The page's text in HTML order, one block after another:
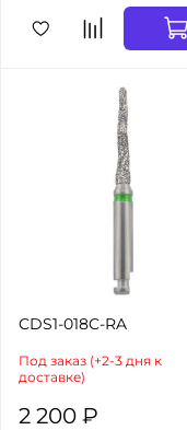
CDS1-018C-RA
Под заказ (+2-3 дня к
доставке)
2 200 ₽